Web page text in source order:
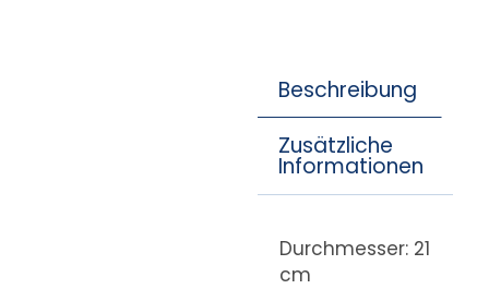
Beschreibung
Zusätzliche
Informationen
Durchmesser: 21
cm